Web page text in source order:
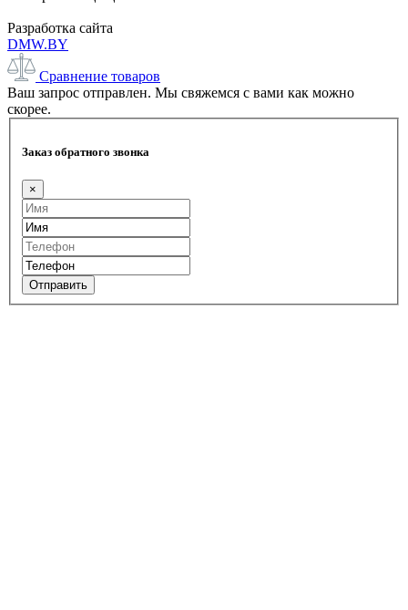
Разработка сайта
DMW.BY
Сравнение товаров
Ваш запрос отправлен. Мы свяжемся с вами как можно
скорее.
Заказ обратного звонка
×
Отправить